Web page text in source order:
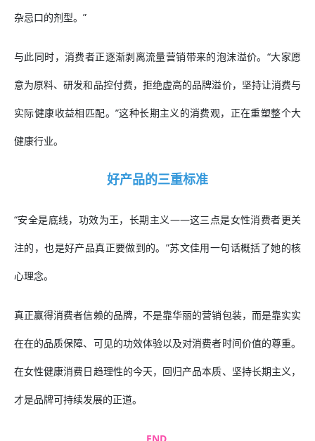
杂忌口的剂型。”
与此同时，消费者正逐渐剥离流量营销带来的泡沫溢价。“大家愿
意为原料、研发和品控付费，拒绝虚高的品牌溢价，坚持让消费与
实际健康收益相匹配。”这种长期主义的消费观，正在重塑整个大
健康行业。
好产品的三重标准
“安全是底线，功效为王，长期主义——这三点是女性消费者更关
注的，也是好产品真正要做到的。”苏文佳用一句话概括了她的核
心理念。
真正赢得消费者信赖的品牌，不是靠华丽的营销包装，而是靠实实
在在的品质保障、可见的功效体验以及对消费者时间价值的尊重。
在女性健康消费日趋理性的今天，回归产品本质、坚持长期主义，
才是品牌可持续发展的正道。
END